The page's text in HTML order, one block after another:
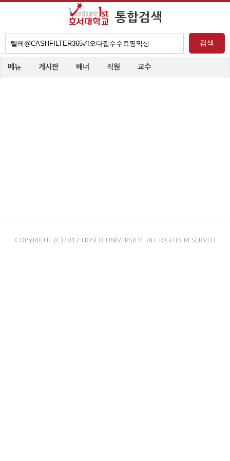
통합검색
검색
메뉴 게시판 배너 직원 교수
COPYRIGHT (C)2017 HOSEO UNIVERSITY. ALL RIGHTS RESERVED